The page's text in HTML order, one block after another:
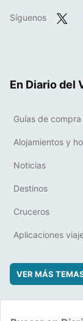
Síguenos
En Diario del
Guías de compra
Alojamientos y
Noticias
Destinos
Cruceros
Aplicaciones
VER MÁS